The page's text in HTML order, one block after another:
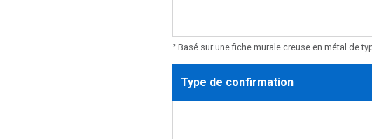
² Basé sur une fiche murale creuse en métal de
Type de confirmation